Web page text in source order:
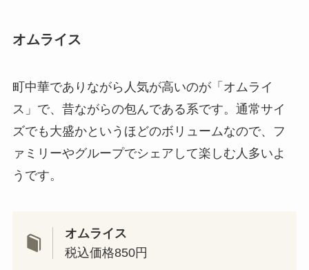
オムライス
町中華でありながら人気が高いのが「オムライ
ス」で、昔ながらの包んである系です。通常サイ
ズでも大盛かというほどのボリュームなので、フ
ァミリーやグループでシェアして楽しむ人多いよ
うです。
オムライス
税込価格850円